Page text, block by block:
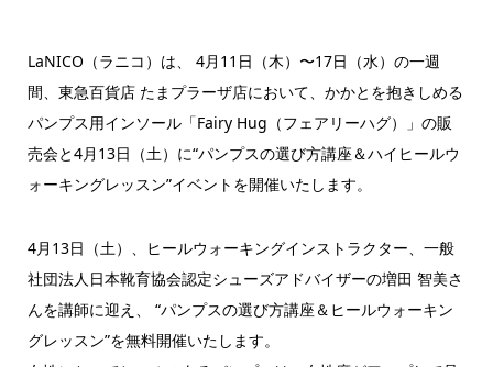
LaNICO（ラニコ）は、 4月11日（木）〜17日（水）の一週
間、東急百貨店 たまプラーザ店において、かかとを抱きしめる
パンプス用インソール「Fairy Hug（フェアリーハグ）」の販
売会と4月13日（土）に“パンプスの選び方講座＆ハイヒールウ
ォーキングレッスン”イベントを開催いたします。
4月13日（土）、ヒールウォーキングインストラクター、一般
社団法人日本靴育協会認定シューズアドバイザーの増田 智美さ
んを講師に迎え、 “パンプスの選び方講座＆ヒールウォーキン
グレッスン”を無料開催いたします。